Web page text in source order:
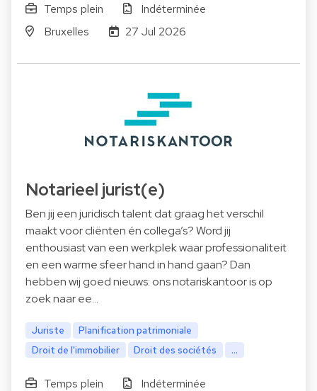
Temps plein
Indéterminée
Bruxelles
27 Jul 2026
Notarieel jurist(e)
Ben jij een juridisch talent dat graag het verschil
maakt voor cliënten én collega’s? Word jij
enthousiast van een werkplek waar professionaliteit
en een warme sfeer hand in hand gaan? Dan
hebben wij goed nieuws: ons notariskantoor is op
zoek naar ee…
Juriste
Planification patrimoniale
Droit de l'immobilier
Droit des sociétés ...
Temps plein Indéterminée